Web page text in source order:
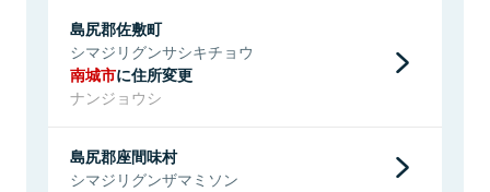
島尻郡佐敷町
シマジリグンサシキチョウ
南城市に住所変更
ナンジョウシ
島尻郡座間味村
シマジリグンザマミソン